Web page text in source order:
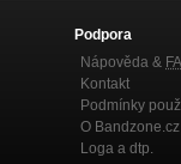
Podpora
Nápověda &
Kontakt
Podmínky
O Bandzone.cz
Loga a dtp.